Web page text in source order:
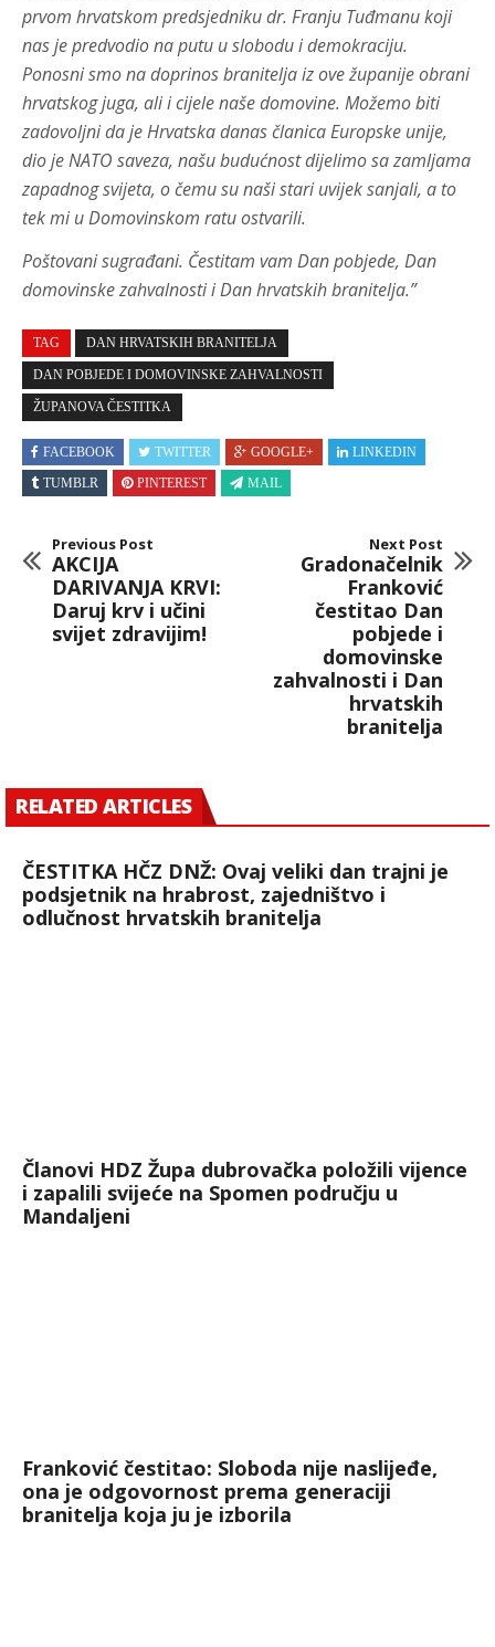
prvom hrvatskom predsjedniku dr. Franju Tuđmanu koji
nas je predvodio na putu u slobodu i demokraciju.
Ponosni smo na doprinos branitelja iz ove županije obrani
hrvatskog juga, ali i cijele naše domovine. Možemo biti
zadovoljni da je Hrvatska danas članica Europske unije,
dio je NATO saveza, našu budućnost dijelimo sa zamljama
zapadnog svijeta, o čemu su naši stari uvijek sanjali, a to
tek mi u Domovinskom ratu ostvarili.
Poštovani sugrađani. Čestitam vam Dan pobjede, Dan
domovinske zahvalnosti i Dan hrvatskih branitelja.”
TAG DAN HRVATSKIH BRANITELJA
DAN POBJEDE I DOMOVINSKE ZAHVALNOSTI
ŽUPANOVA ČESTITKA
FACEBOOK TWITTER GOOGLE+
LINKEDIN
TUMBLR
PINTEREST MAIL
Previous Post
AKCIJA
DARIVANJA KRVI:
Daruj krv i učini
svijet zdravijim!
Next Post
Gradonačelnik
Franković
čestitao Dan
pobjede i
domovinske
zahvalnosti i Dan
hrvatskih
branitelja
RELATED ARTICLES
ČESTITKA HČZ DNŽ: Ovaj veliki dan trajni je
podsjetnik na hrabrost, zajedništvo i
odlučnost hrvatskih branitelja
Članovi HDZ Župa dubrovačka položili vijence
i zapalili svijeće na Spomen području u
Mandaljeni
Franković čestitao: Sloboda nije naslijeđe,
ona je odgovornost prema generaciji
branitelja koja ju je izborila